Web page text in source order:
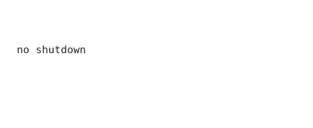
no shutdown